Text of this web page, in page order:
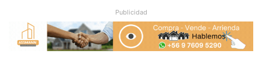
Publicidad